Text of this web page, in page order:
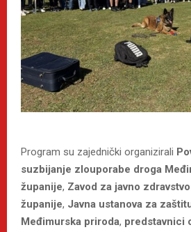
Program su zajednički organizirali
suzbijanje zlouporabe droga
županije, Zavod za javno
županije, Javna ustanova za
Međimurska priroda, predstavnici